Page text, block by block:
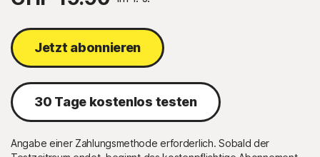
Jetzt abonnieren
30 Tage kostenlos testen
Angabe einer Zahlungsmethode erforderlich. Sobald der